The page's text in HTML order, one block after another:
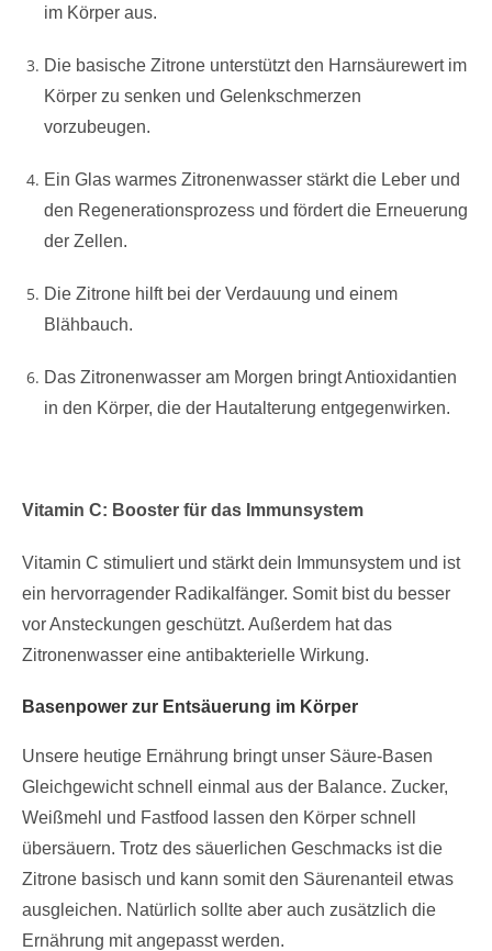
im Körper aus.
Die basische Zitrone unterstützt den Harnsäurewert im
Körper zu senken und Gelenkschmerzen
vorzubeugen.
Ein Glas warmes Zitronenwasser stärkt die Leber und
den Regenerationsprozess und fördert die Erneuerung
der Zellen.
Die Zitrone hilft bei der Verdauung und einem
Blähbauch.
Das Zitronenwasser am Morgen bringt Antioxidantien
in den Körper, die der Hautalterung entgegenwirken.
Vitamin C: Booster für das Immunsystem
Vitamin C stimuliert und stärkt dein Immunsystem und ist
ein hervorragender Radikalfänger. Somit bist du besser
vor Ansteckungen geschützt. Außerdem hat das
Zitronenwasser eine antibakterielle Wirkung.
Basenpower zur Entsäuerung im Körper
Unsere heutige Ernährung bringt unser Säure-Basen
Gleichgewicht schnell einmal aus der Balance. Zucker,
Weißmehl und Fastfood lassen den Körper schnell
übersäuern. Trotz des säuerlichen Geschmacks ist die
Zitrone basisch und kann somit den Säurenanteil etwas
ausgleichen. Natürlich sollte aber auch zusätzlich die
Ernährung mit angepasst werden.